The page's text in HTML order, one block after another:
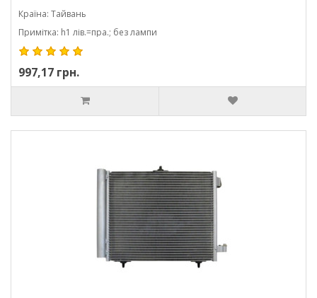
Країна: Тайвань
Примітка: h1 лів.=пра.; без лампи
997,17 грн.